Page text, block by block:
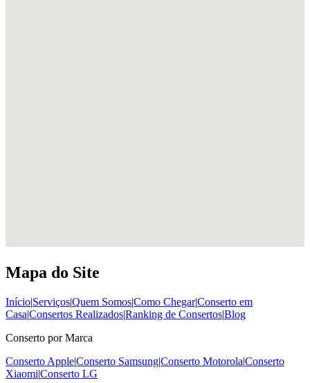
Mapa do Site
Início|Serviços|Quem Somos|Como Chegar|Conserto em
Casa|Consertos Realizados|Ranking de Consertos|Blog
Conserto por Marca
Conserto Apple|Conserto Samsung|Conserto Motorola|Conserto
Xiaomi|Conserto LG